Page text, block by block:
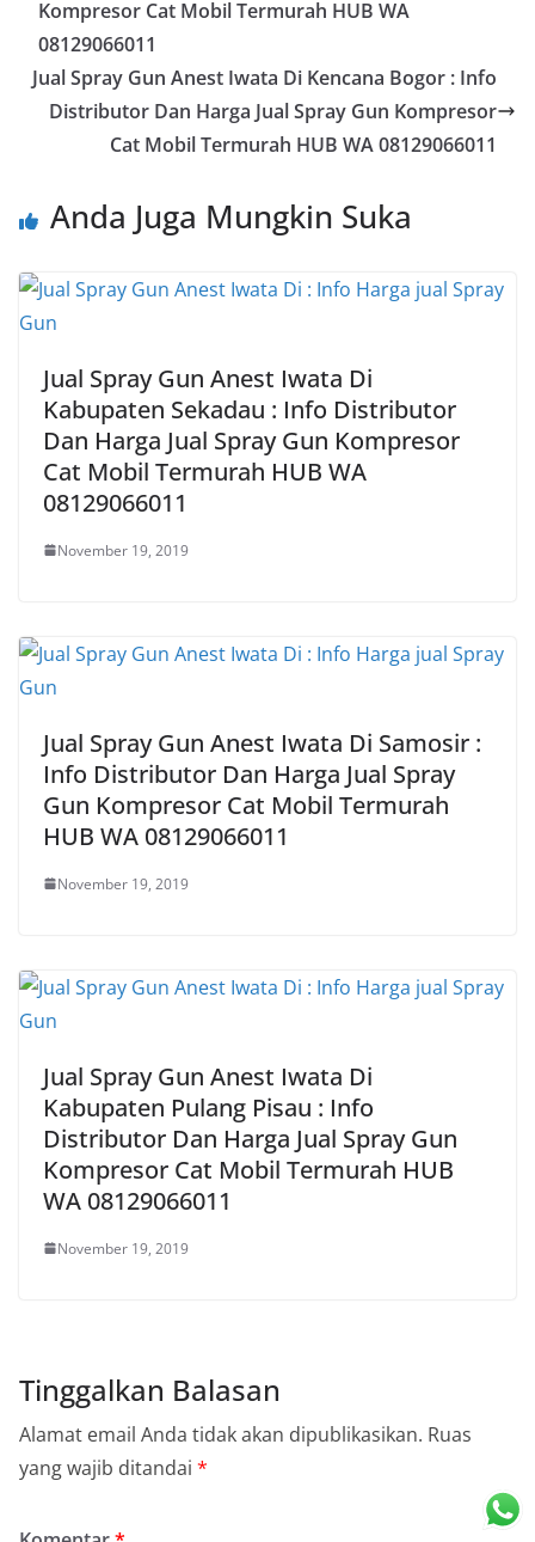
Kompresor Cat Mobil Termurah HUB WA
08129066011
Jual Spray Gun Anest Iwata Di Kencana Bogor : Info
Distributor Dan Harga Jual Spray Gun Kompresor
Cat Mobil Termurah HUB WA 08129066011
Anda Juga Mungkin Suka
Jual Spray Gun Anest Iwata Di
Kabupaten Sekadau : Info Distributor
Dan Harga Jual Spray Gun Kompresor
Cat Mobil Termurah HUB WA
08129066011
November 19, 2019
Jual Spray Gun Anest Iwata Di Samosir :
Info Distributor Dan Harga Jual Spray
Gun Kompresor Cat Mobil Termurah
HUB WA 08129066011
November 19, 2019
Jual Spray Gun Anest Iwata Di
Kabupaten Pulang Pisau : Info
Distributor Dan Harga Jual Spray Gun
Kompresor Cat Mobil Termurah HUB
WA 08129066011
November 19, 2019
Tinggalkan Balasan
Alamat email Anda tidak akan dipublikasikan. Ruas
yang wajib ditandai *